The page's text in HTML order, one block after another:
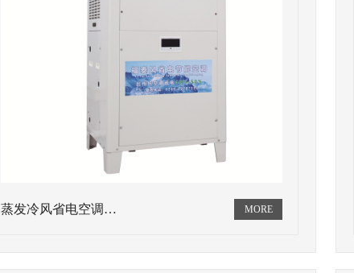
蒸发冷风省电空调…